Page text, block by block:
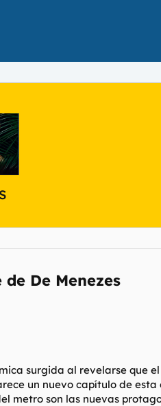
De Menezes
surgida al revelarse que
un nuevo capítulo de
metro son las nuevas